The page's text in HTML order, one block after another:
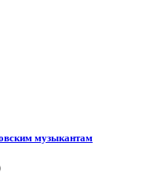
музыкантам